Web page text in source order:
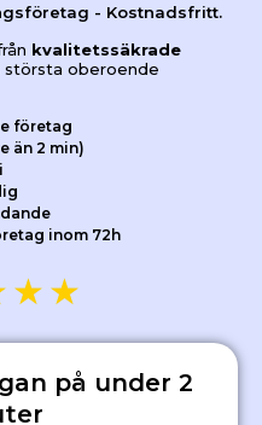
- Kostnadsfritt.
kvalitetssäkrade
största oberoende
företag
än 2 min)
inom 72h
★ ★
på under 2